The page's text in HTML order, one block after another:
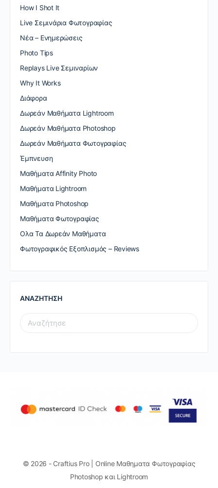
How I Shot It
Live Σεμινάρια Φωτογραφίας
Nέα – Ενημερώσεις
Photo Tips
Replays Live Σεμιναρίων
Why It Works
Διάφορα
Δωρεάν Μαθήματα Lightroom
Δωρεάν Μαθήματα Photoshop
Δωρεάν Μαθήματα Φωτογραφίας
Έμπνευση
Μαθήματα Affinity Photo
Μαθήματα Lightroom
Μαθήματα Photoshop
Μαθήματα Φωτογραφίας
Ολα Τα Δωρεάν Μαθήματα
Φωτογραφικός Εξοπλισμός – Reviews
ΑΝΑΖΗΤΗΣΗ
SEARCH
FOR:
© 2026 - Craftius Pro | Online Μαθηματα Φωτογραφίας
Photoshop και Lightroom